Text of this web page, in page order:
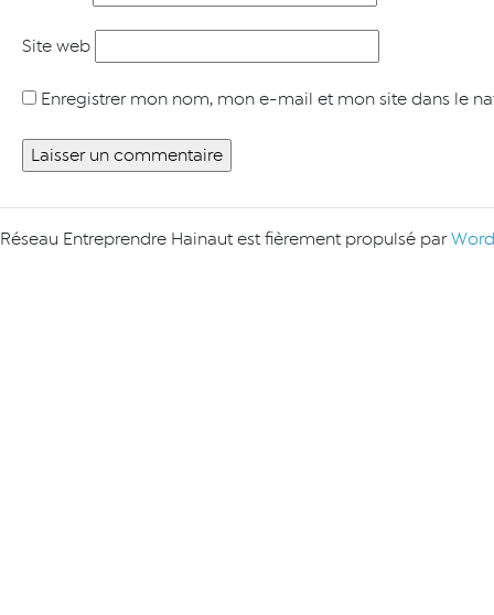
Site web
Enregistrer mon nom, mon e-mail et mon site dans le
Réseau Entreprendre Hainaut est fièrement propulsé par